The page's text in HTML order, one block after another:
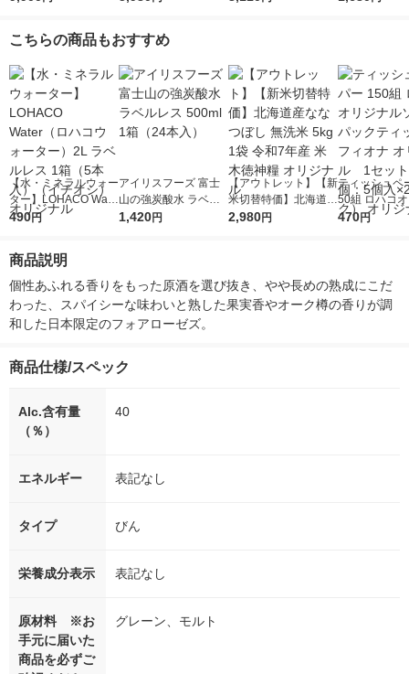
イスキー
こちらの商品もおすすめ
【水・ミネラルウォー
ター】LOHACO Wate
r（ロハコウォータ
シ） オリジナル
490円
アイリスフーズ 富士
山の強炭酸水 ラベル
レス 500ml 1箱（24
1,420円
【アウトレット】【新
米切替特価】北海道産
ななつぼし 無洗米 5k
2,980円
ティッシュペ
50組 ロハコ
ルソフトパッ
オリジナル
470円
商品説明
個性あふれる香りをもった原酒を選び抜き、やや長めの熟成にこだ
わった、スパイシーな味わいと熟した果実香やオーク樽の香りが調
和した日本限定のフォアローゼズ。
商品仕様/スペック
Alc.含有量
（％）
40
エネルギー 表記なし
タイプ びん
栄養成分表示 表記なし
原材料 ※お
手元に届いた
商品を必ずご
グレーン、モルト